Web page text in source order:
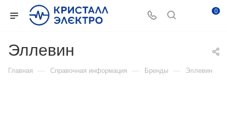
0
Эллевин
Главная — Справочная информация — Бренды — Эллевин